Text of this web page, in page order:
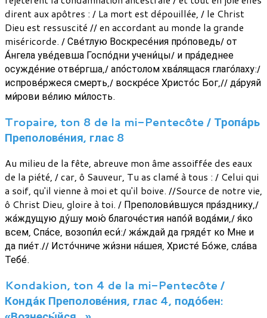
dirent aux apôtres : / La mort est dépouillée, / le Christ
Dieu est ressuscité // en accordant au monde la grande
miséricorde. / Све́тлую Воскресе́ния про́поведь/ от
А́нгела уве́девша Госпо́дни учени́цы/ и пра́деднее
осужде́ние отве́ргша,/ апо́столом хва́лящася глаго́лаху:/
испрове́ржеся смерть,/ воскре́се Христо́с Бог,// да́руяй
ми́рови ве́лию ми́лость.
Tropaire, ton 8 de la mi-Pentecôte / Тропа́рь
Преполове́ния, глас 8
Au milieu de la fête, abreuve mon âme assoiffée des eaux
de la piété, / car, ô Sauveur, Tu as clamé à tous : / Celui qui
a soif, qu'il vienne à moi et qu'il boive. //Source de notre vie,
ô Christ Dieu, gloire à toi. / Преполови́вшуся пра́зднику,/
жа́ждущую ду́шу мою́ благоче́стия напо́й вода́ми,/ я́ко
всем, Спа́се, возопи́л еси́:/ жа́ждай да гряде́т ко Мне и
да пие́т.// Исто́чниче жи́зни на́шея, Христе́ Бо́же, сла́ва
Тебе́.
Kondakion, ton 4 de la mi-Pentecôte /
Конда́к Преполове́ния, глас 4, подо́бен: